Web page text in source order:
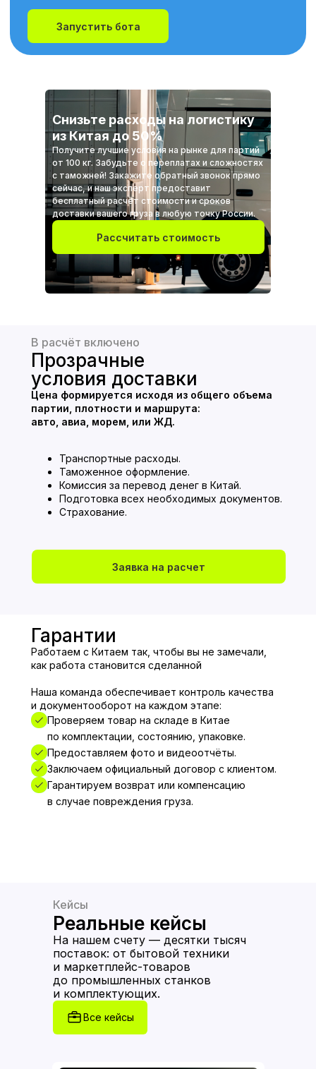
Запустить бота
Снизьте расходы на логистику
из Китая до 50%
Получите лучшие условия на рынке для партий
от 100 кг. Забудьте о переплатах и сложностях
с таможней! Закажите обратный звонок прямо
сейчас, и наш эксперт предоставит
бесплатный расчет стоимости и сроков
доставки вашего груза в любую точку России.
Рассчитать стоимость
В расчёт включено
Прозрачные
условия доставки
Цена формируется исходя из общего объема
партии, плотности и маршрута:
авто, авиа, морем, или ЖД.
Транспортные расходы.
Таможенное оформление.
Комиссия за перевод денег в Китай.
Подготовка всех необходимых документов.
Страхование.
Заявка на расчет
Гарантии
Работаем с Китаем так, чтобы вы не замечали,
как работа становится сделанной
Наша команда обеспечивает контроль качества
и документооборот на каждом этапе:
Проверяем товар на складе в Китае
по комплектации, состоянию, упаковке.
Предоставляем фото и видеоотчёты.
Заключаем официальный договор с клиентом.
Гарантируем возврат или компенсацию
в случае повреждения груза.
Кейсы
Реальные кейсы
На нашем счету — десятки тысяч
поставок: от бытовой техники
и маркетплейс-товаров
до промышленных станков
и комплектующих.
Все кейсы